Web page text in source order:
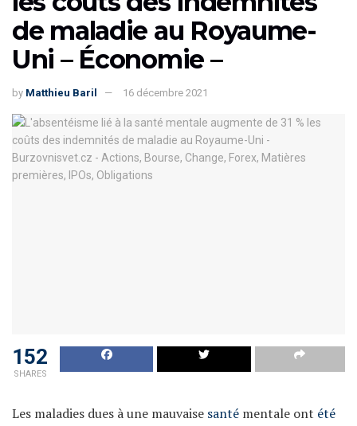
de maladie au Royaume-
Uni – Économie –
by Matthieu Baril 16 décembre 2021
152
SHARES
Les maladies dues à une mauvaise santé mentale ont été